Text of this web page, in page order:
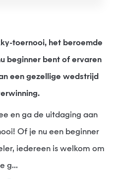
toernooi, het beroemde
beginner bent of ervaren
een gezellige wedstrijd
en ga de uitdaging aan
Of je nu een beginner
iedereen is welkom om
g...